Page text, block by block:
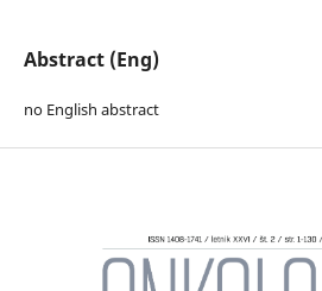
Abstract (Eng)
no English abstract